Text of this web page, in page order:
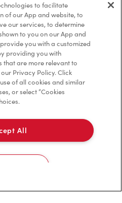
to facilitate
of our App and website, to
our services, to determine
to you on our App and
you with a customized
providing you with
that are more relevant to
Privacy Policy. Click
of all cookies and similar
or select “Cookies
All